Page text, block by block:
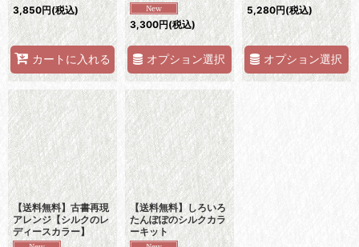
3,850円(税込)
カートに入れる
3,300円(税込)
オプション選択
5,280円(税込)
オプション選択
【送料無料】古書再現
アレンジ【シルクのレ
ディースカラー】
【送料無料】しろいろ
たんぽぽのシルクカラ
ーキット